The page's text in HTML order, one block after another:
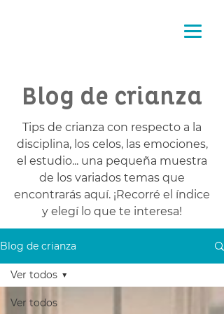
Blog de crianza
Tips de crianza con respecto a la
disciplina, los celos, las emociones,
el estudio... una pequeña muestra
de los variados temas que
encontrarás aquí. ¡Recorré el índice
y elegí lo que te interesa!
Blog de crianza
Ver todos
Ver todos